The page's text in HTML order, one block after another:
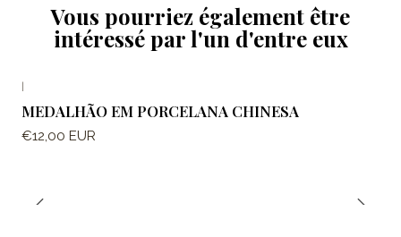
Vous pourriez également être
intéressé par l'un d'entre eux
|
MEDALHÃO EM PORCELANA CHINESA
€12,00 EUR